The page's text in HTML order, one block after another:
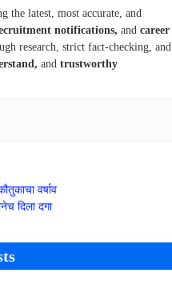
latest, most accurate, and
notifications, and career
research, strict fact-checking, and
andtrustworthy
वर्षाव
दिला दगा